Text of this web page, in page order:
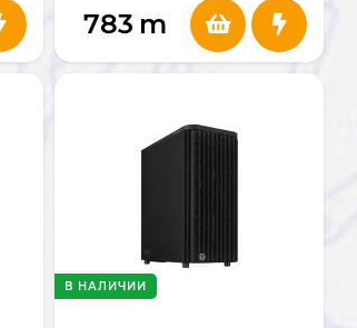
783 m
В НАЛИЧИИ